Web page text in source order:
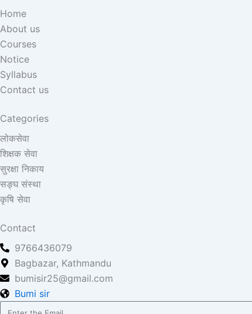
Home
About us
Courses
Notice
Syllabus
Contact us
Categories
लोकसेवा
शिक्षक सेवा
सुरक्षा निकाय
सङ्घ संस्था
कृषि सेवा
Contact
9766436079
Bagbazar, Kathmandu
bumisir25@gmail.com
Bumi sir